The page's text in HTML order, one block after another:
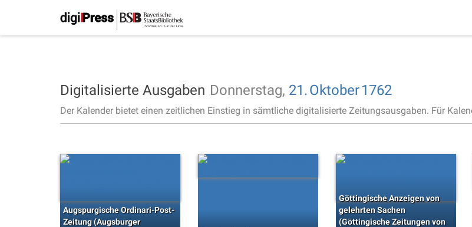
Digitalisierte Ausgaben Donnerstag, 21.Oktober1762
Der Kalender bietet einen zeitlichen Einstieg in sämtliche digitalisierte Zeitungsausgaben. Für
Augspurgische Ordinari-Post-
Zeitung (Augsburger
Göttingische Anzeigen von
gelehrten Sachen
(Göttingische Zeitungen von